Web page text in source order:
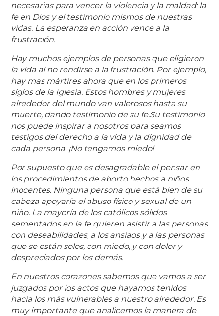
necesarias para vencer la violencia y la maldad: la
fe en Dios y el testimonio mismos de nuestras
vidas. La esperanza en acción vence a la
frustración.
Hay muchos ejemplos de personas que eligieron
la vida al no rendirse a la frustración. Por ejemplo,
hay mas mártires ahora que en los primeros
siglos de la Iglesia. Estos hombres y mujeres
alrededor del mundo van valerosos hasta su
muerte, dando testimonio de su fe.Su testimonio
nos puede inspirar a nosotros para seamos
testigos del derecho a la vida y la dignidad de
cada persona. ¡No tengamos miedo!
Por supuesto que es desagradable el pensar en
los procedimientos de aborto hechos a niños
inocentes. Ninguna persona que está bien de su
cabeza apoyaría el abuso físico y sexual de un
niño. La mayoría de los católicos sólidos
sementados en la fe quieren asistir a las personas
con deseabilidades, a los ansiaos y a las personas
que se están solos, con miedo, y con dolor y
despreciados por los demás.
En nuestros corazones sabemos que vamos a ser
juzgados por los actos que hayamos tenidos
hacia los más vulnerables a nuestro alrededor. Es
muy importante que analicemos la manera de